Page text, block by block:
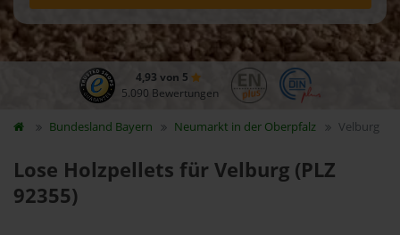
4,93 von 5
5.090 Bewertungen
Bundesland Bayern Neumarkt in der Oberpfalz Velburg
Lose Holzpellets für Velburg (PLZ
92355)